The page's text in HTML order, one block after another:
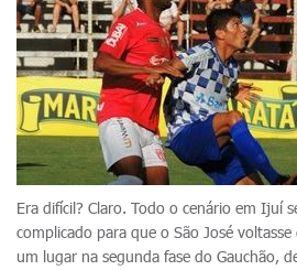
Era difícil? Claro. Todo o cenário em Ijuí
complicado para que o São José
um lugar na segunda fase do Gauchão,